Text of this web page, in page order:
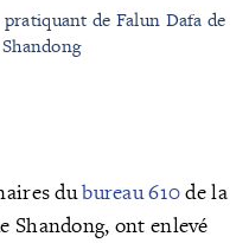
de Falun Dafa de
dubureau 610de la
Shandong, ont enlevé